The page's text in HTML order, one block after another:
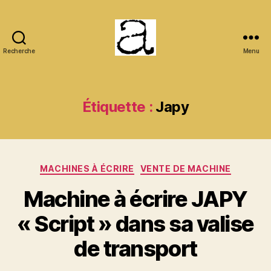
Recherche Menu
Étiquette : Japy
Catégories
MACHINES À ÉCRIRE VENTE DE MACHINE
Machine à écrire JAPY
« Script » dans sa valise
de transport